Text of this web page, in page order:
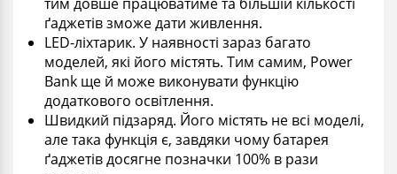
ґаджетів зможе дати живлення.
LED-ліхтарик. У наявності зараз багато
моделей, які його містять. Тим самим, Power
Bank ще й може виконувати функцію
додаткового освітлення.
Швидкий підзаряд. Його містять не всі моделі,
але така функція є, завдяки чому батарея
ґаджетів досягне позначки 100% в рази